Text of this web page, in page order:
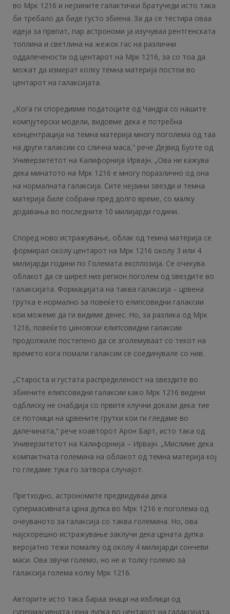
во Мрк 1216 и нејзините галактички братучеди исто така
би требало да биде густо збиена. За да се тестира оваа
идеја за првпат, пар астрономи ја изучуваа рентгенската
топлина и светлина на жежок гас на различни
оддалечености од центарот на Мрк 1216, за со тоа да
можат да измерат колку темна материја постои во
центарот на галаксијата.
„Кога ги споредивме податоците од Чандра со нашите
компјутерски модели, видовме дека е потребна
концентрација на темна материја многу поголема од таа
на други галаксии со слична маса,“ рече Дејвид Буоте од
Универзитетот на Калифорнија Ирвајн. „Ова ни кажува
дека минатото на Мрк 1216 е многу поразлично од она
на нормалната галаксија. Сите нејзини ѕвезди и темна
материја биле собрани пред долго време, со малку
додавања во последните 10 милијарди години.
Според ново истражување, облак од темна материја се
формирал околу центарот на Мрк 1216 околу 3 или 4
милијарди години по Големата експлозија. Се очекува
облакот да се ширел низ регион поголем од ѕвездите во
галаксијата. Формацијата на таква галаксија – црвена
грутка е нормално за повеќето елипсовидни галаксии
кои можеме да ги видиме денес. Но, за разлика од Мрк
1216, повеќето џиновски елипсовидни галаксии
продолжиле постепено да се зголемуваат со текот на
времето кога помали галаксии се соединувале со нив.
„Староста и густата распределеност на ѕвездите во
збиените елипсовидни галаксии како Мрк 1216 видени
одблиску не снабдија со првите клучни докази дека тие
се потомци на црвените грутки кои ги гледаме во
далечината,“ рече коавторот Арон Барт, исто така од
Универзитетот на Калифорнија – Ирвајн. „Мислиме дека
компактната големина на облакот од темна материја кој
го гледаме тука го затвора случајот.
Претходно, астрономите предвидуваа дека
супермасивната црна дупка во Мрк 1216 е поголема од
очеуваното за галаксија со таква големина. Но, ова
најскорешно истражување заклучи дека црната дупка
веројатно тежи помалку од околу 4 милијарди сончеви
маси. Ова звучи големо, но не и толку големо за
галаксија голема колку Мрк 1216.
Авторите исто така бараа знаци на изблици од
супермасивната црна дупка во центарот на галаксијата.